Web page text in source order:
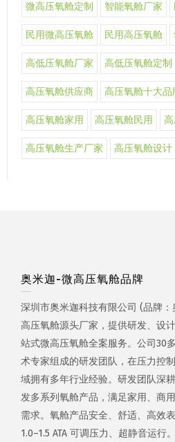
微高压氧舱定制 智能氧舱厂家
民用微高压氧舱 民用高压氧舱
高低压氧舱厂家 高低压氧舱定制
高压氧舱供应商 高压氧舱十大品
高压氧舱家用 高压氧舱民用
高压氧舱生产厂家 高压氧舱设计
奥米迦-微高压氧舱品牌
深圳市奥米迦科技有限公司 (品牌
高压氧舱源头厂家，提供研发、设
站式微高压氧舱全案服务。公司30
术专家组成的研发团队，在压力控
域拥有多年行业经验。研发团队深
发多系列氧舱产品，满足家用、商
需求。氧舱产品安全、舒适、高效
1.0–1.5 ATA 可调压力、超静音运行